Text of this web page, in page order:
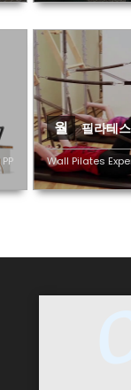
월 필라테스
Wall Pilates